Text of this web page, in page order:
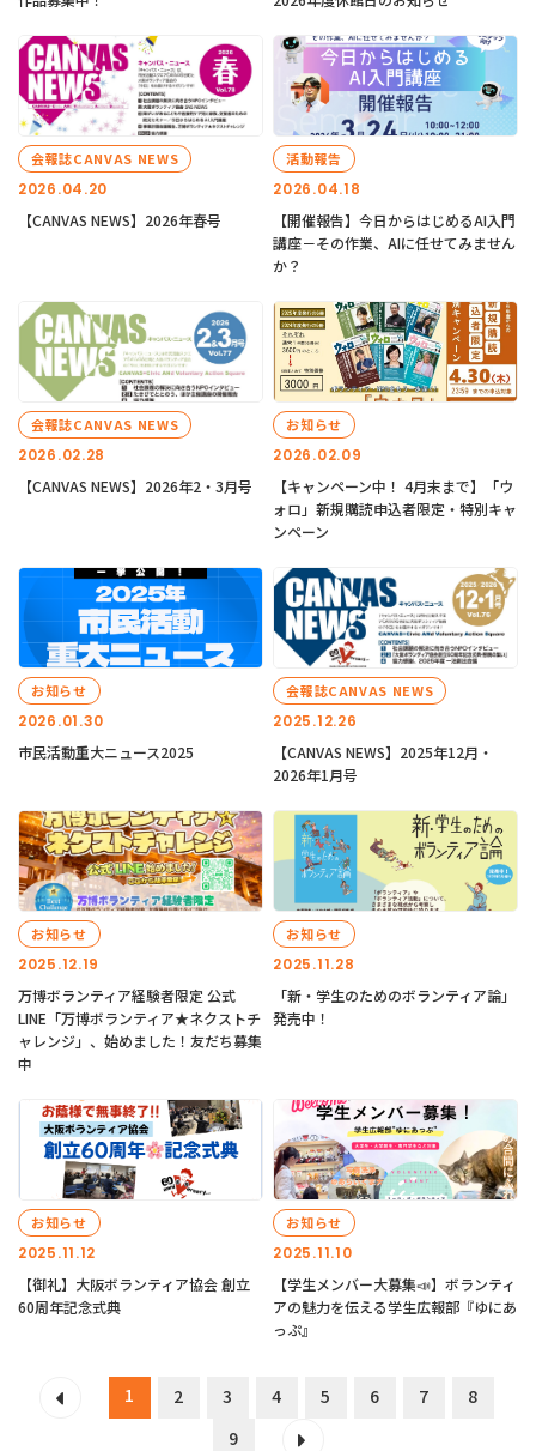
2026.04.20
会報誌CANVAS NEWS
【CANVAS NEWS】2026年春号
2026.04.18
活動報告
【開催報告】今日からはじめるAI入門
講座－その作業、AIに任せてみません
か？
2026.02.28
会報誌CANVAS NEWS
【CANVAS NEWS】2026年2・3月号
2026.02.09
お知らせ
【キャンペーン中！ 4月末まで】「ウ
ォロ」新規購読申込者限定・特別キャ
ンペーン
2026.01.30
お知らせ
市民活動重大ニュース2025
2025.12.26
会報誌CANVAS NEWS
【CANVAS NEWS】2025年12月・
2026年1月号
2025.12.19
お知らせ
万博ボランティア経験者限定 公式
LINE「万博ボランティア★ネクストチ
ャレンジ」、始めました！友だち募集
中
2025.11.28
お知らせ
「新・学生のためのボランティア論」
発売中！
2025.11.12
お知らせ
【御礼】大阪ボランティア協会 創立
60周年記念式典
2025.11.10
お知らせ
【学生メンバー大募集📣】ボランティ
アの魅力を伝える学生広報部『ゆにあ
っぷ』
1 2 3 4 5 6 7
8
9